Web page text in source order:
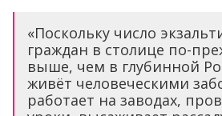
«Поскольку число
граждан в столице по-
выше, чем в глубинной
живёт человеческими
работает на заводах,